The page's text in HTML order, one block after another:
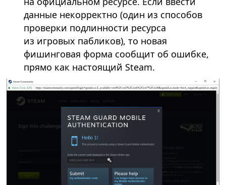
данные некорректно (один из способов
проверки подлинности ресурса
из игровых пабликов), то новая
фишинговая форма сообщит об ошибке,
прямо как настоящий Steam.